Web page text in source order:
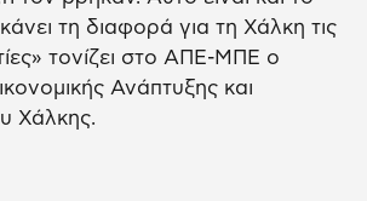
τη διαφορά για τη Χάλκη τις
τονίζει στο ΑΠΕ-ΜΠΕ ο
Ανάπτυξης και
Χάλκης.